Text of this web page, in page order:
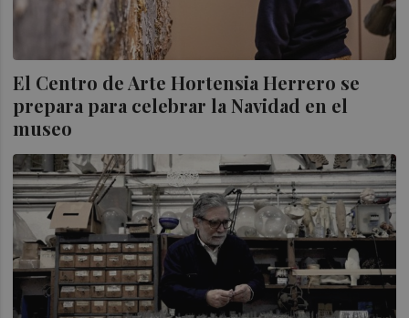
El Centro de Arte Hortensia Herrero se
prepara para celebrar la Navidad en el
museo